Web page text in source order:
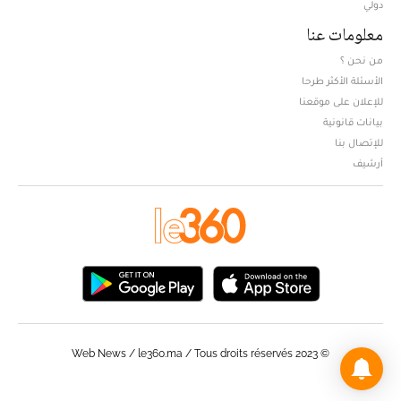
دولي
معلومات عنا
من نحن ؟
الأسئلة الأكثر طرحا
للإعلان على موقعنا
بيانات قانونية
للإتصال بنا
أرشيف
© Web News / le360.ma / Tous droits réservés 2023